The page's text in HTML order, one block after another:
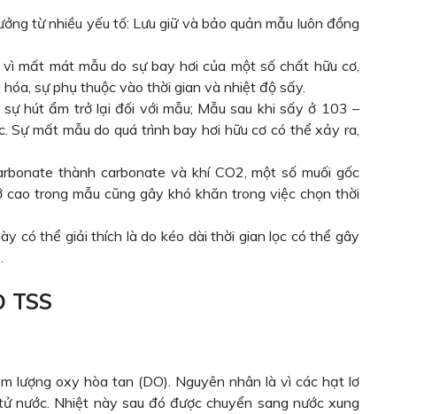
từ nhiều yếu tố: Lưu giữ và bảo quản mẫu luôn đồng
mất mát mẫu do sự bay hơi của một số chất hữu cơ,
sự phụ thuộc vào thời gian và nhiệt độ sấy.
hút ẩm trở lại đối với mẫu; Mẫu sau khi sấy ở 103 –
mất mẫu do quá trình bay hơi hữu cơ có thể xảy ra,
thành carbonate và khí CO2, một số muối gốc
trong mẫu cũng gây khó khăn trong việc chọn thời
có thể giải thích là do kéo dài thời gian lọc có thể gây
TSS
lượng oxy hòa tan (DO). Nguyên nhân là vì các hạt lơ
Nhiệt này sau đó được chuyển sang nước xung